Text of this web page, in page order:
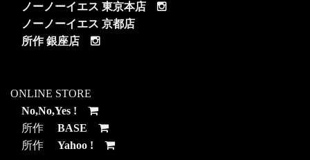
ノーノーイエス 東京本店
ノーノーイエス 京都店
所作 銀座店
ONLINE STORE
No,No,Yes !
所作 BASE
所作 Yahoo !